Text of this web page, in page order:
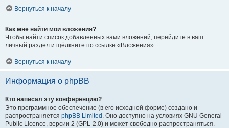
Вернуться к началу
Как мне найти мои вложения?
Чтобы найти список добавленных вами вложений, перейдите в ваш
личный раздел и щёлкните по ссылке «Вложения».
Вернуться к началу
Информация о phpBB
Кто написал эту конференцию?
Это программное обеспечение (в его исходной форме) создано и
распространяется phpBB Limited . Оно доступно на условиях GNU General
Public Licence, версии 2 (GPL-2.0) и может свободно распространяться.